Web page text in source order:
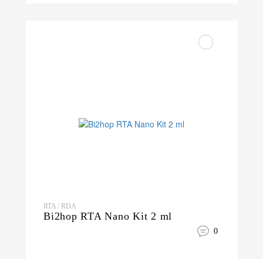
RTA / RDA
Bi2hop RTA Nano Kit 2 ml
0